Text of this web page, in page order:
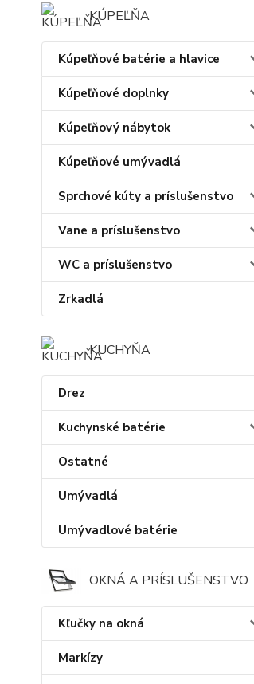
KÚPEĽŇA
Kúpeľňové batérie a hlavice
Kúpeľňové doplnky
Kúpeľňový nábytok
Kúpeľňové umývadlá
Sprchové kúty a príslušenstvo
Vane a príslušenstvo
WC a príslušenstvo
Zrkadlá
KUCHYŇA
Drez
Kuchynské batérie
Ostatné
Umývadlá
Umývadlové batérie
OKNÁ A PRÍSLUŠENSTVO
Kľučky na okná
Markízy